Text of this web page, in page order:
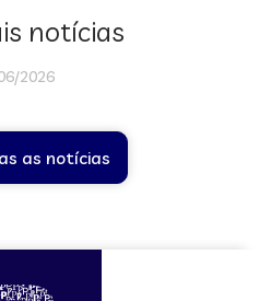
notícias
2026
as notícias